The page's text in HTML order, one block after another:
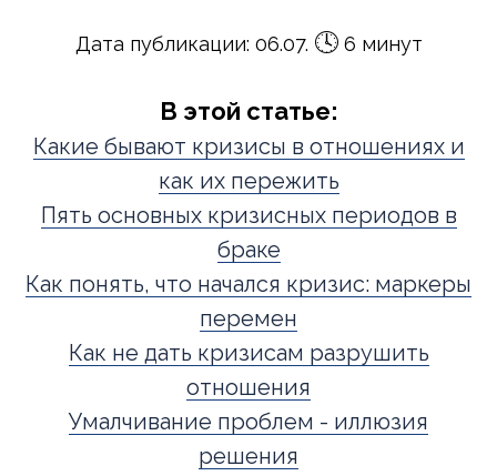
Дата публикации: 06.07. 🕓6 минут
В этой статье:
Какие бывают кризисы в отношениях и
как их пережить
Пять основных кризисных периодов в
браке
Как понять, что начался кризис: маркеры
перемен
Как не дать кризисам разрушить
отношения
Умалчивание проблем - иллюзия
решения